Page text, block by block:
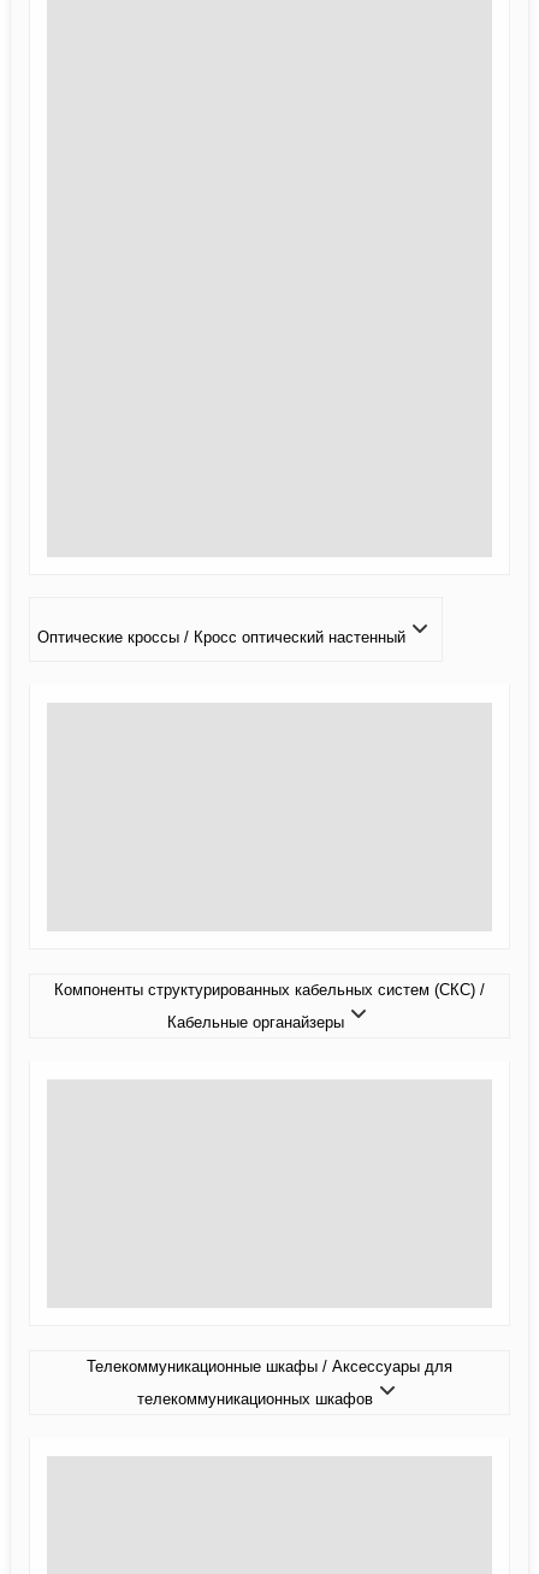
Оптические кроссы / Кросс оптический настенный
Компоненты структурированных кабельных систем (СКС) /
Кабельные органайзеры
Телекоммуникационные шкафы / Аксессуары для
телекоммуникационных шкафов